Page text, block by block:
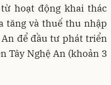
hoạt động khai thác
tăng và thuế thu nhập
để đầu tư phát triển
Tây Nghệ An (khoản 3